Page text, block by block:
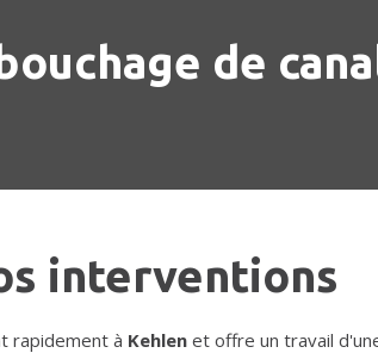
de
interventions
rapidement à Kehlen et offre un travail